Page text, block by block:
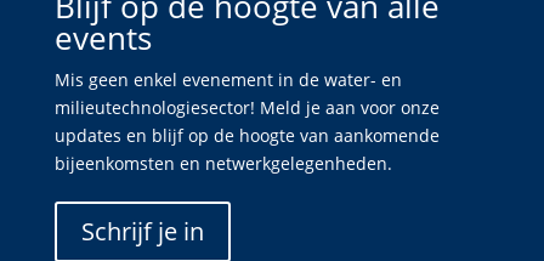
events
Mis geen enkel evenement in de water- en
milieutechnologiesector! Meld je aan voor onze
updates en blijf op de hoogte van aankomende
bijeenkomsten en netwerkgelegenheden.
Schrijf je in